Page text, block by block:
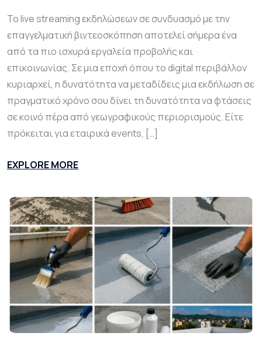
Το live streaming εκδηλώσεων σε συνδυασμό με την
επαγγελματική βιντεοσκόπηση αποτελεί σήμερα ένα
από τα πιο ισχυρά εργαλεία προβολής και
επικοινωνίας. Σε μια εποχή όπου το digital περιβάλλον
κυριαρχεί, η δυνατότητα να μεταδίδεις μια εκδήλωση σε
πραγματικό χρόνο σου δίνει τη δυνατότητα να φτάσεις
σε κοινό πέρα από γεωγραφικούς περιορισμούς. Είτε
πρόκειται για εταιρικά events, […]
EXPLORE MORE